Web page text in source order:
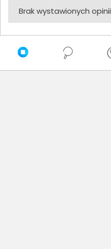
Brak wystawionych opinii
Zaufali nam